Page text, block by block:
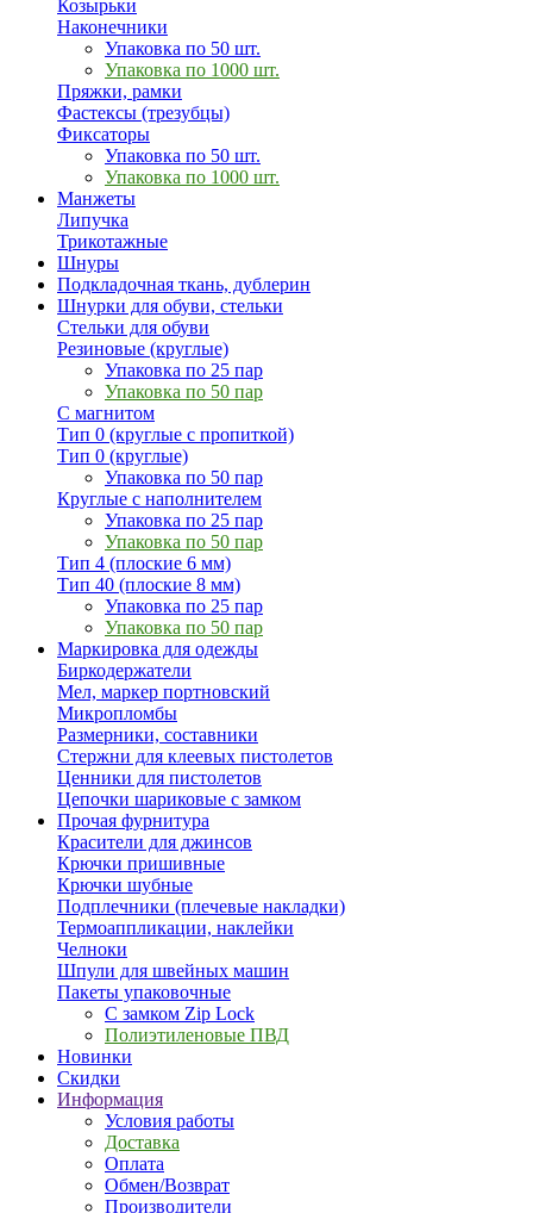
Козырьки
Наконечники
Упаковка по 50 шт.
Упаковка по 1000 шт.
Пряжки, рамки
Фастексы (трезубцы)
Фиксаторы
Упаковка по 50 шт.
Упаковка по 1000 шт.
Манжеты
Липучка
Трикотажные
Шнуры
Подкладочная ткань, дублерин
Шнурки для обуви, стельки
Стельки для обуви
Резиновые (круглые)
Упаковка по 25 пар
Упаковка по 50 пар
С магнитом
Тип 0 (круглые с пропиткой)
Тип 0 (круглые)
Упаковка по 50 пар
Круглые с наполнителем
Упаковка по 25 пар
Упаковка по 50 пар
Тип 4 (плоские 6 мм)
Тип 40 (плоские 8 мм)
Упаковка по 25 пар
Упаковка по 50 пар
Маркировка для одежды
Биркодержатели
Мел, маркер портновский
Микропломбы
Размерники, составники
Стержни для клеевых пистолетов
Ценники для пистолетов
Цепочки шариковые с замком
Прочая фурнитура
Красители для джинсов
Крючки пришивные
Крючки шубные
Подплечники (плечевые накладки)
Термоаппликации, наклейки
Челноки
Шпули для швейных машин
Пакеты упаковочные
С замком Zip Lock
Полиэтиленовые ПВД
Новинки
Скидки
Информация
Условия работы
Доставка
Оплата
Обмен/Возврат
Производители